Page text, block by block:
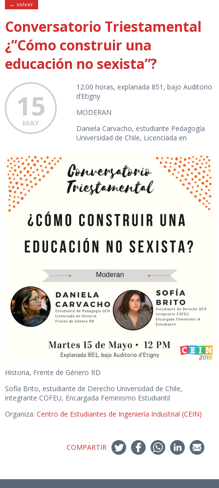
← volver
Conversatorio Triestamental
¿”Cómo construir una
educación no sexista”?
15
MAY
12:00 horas, explanada 851, bajo Auditorio
d’Etigny
MODERAN
Daniela Carvacho, estudiante Pedagogía
Universidad de Chile, Licenciada en
Historia, Frente de Género RD
Sofía Brito, estudiante de Derecho Universidad de Chile,
integrante COFEU, Encargada Feminismo Estudiantil
Organiza: Centro de Estudiantes de Ingeniería Industrial (CEIN)
COMPARTIR